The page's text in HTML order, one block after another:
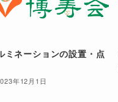
ミネーションの設置・点
年12月1日